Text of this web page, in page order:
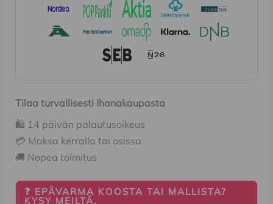
Tilaa turvallisesti Ihanakaupasta
🛍️ 14 päivän palautusoikeus
💳 Maksa kerralla tai osissa
🚚 Nopea toimitus
❓ EPÄVARMA KOOSTA TAI MALLISTA?
KYSY MEILTÄ.